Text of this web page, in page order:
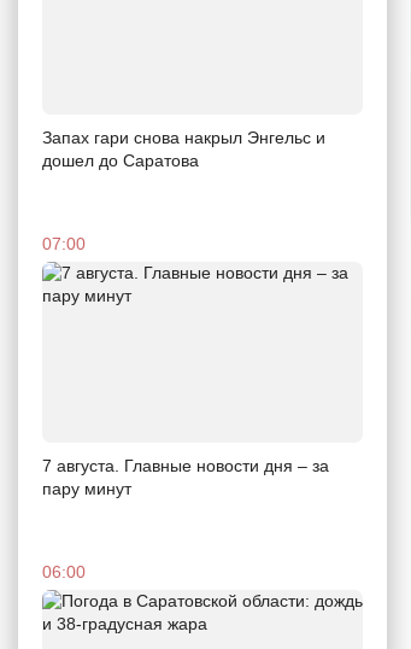
Запах гари снова накрыл Энгельс и
дошел до Саратова
07:00
7 августа. Главные новости дня – за
пару минут
06:00